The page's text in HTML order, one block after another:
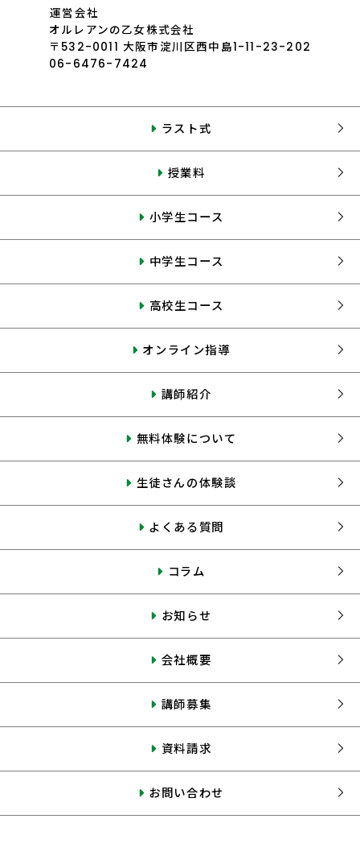
運営会社
オルレアンの乙女株式会社
〒532-0011 大阪市淀川区西中島1-11-23-202
06-6476-7424
ラスト式
授業料
小学生コース
中学生コース
高校生コース
オンライン指導
講師紹介
無料体験について
生徒さんの体験談
よくある質問
コラム
お知らせ
会社概要
講師募集
資料請求
お問い合わせ